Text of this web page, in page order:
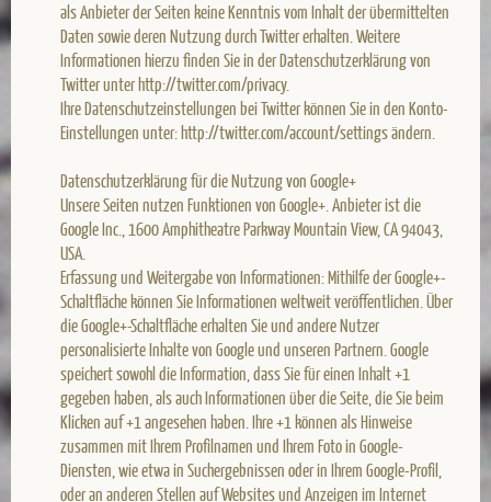
als Anbieter der Seiten keine Kenntnis vom Inhalt der übermittelten
Daten sowie deren Nutzung durch Twitter erhalten. Weitere
Informationen hierzu finden Sie in der Datenschutzerklärung von
Twitter unter http://twitter.com/privacy.
Ihre Datenschutzeinstellungen bei Twitter können Sie in den Konto-
Einstellungen unter: http://twitter.com/account/settings ändern.
Datenschutzerklärung für die Nutzung von Google+
Unsere Seiten nutzen Funktionen von Google+. Anbieter ist die
Google Inc., 1600 Amphitheatre Parkway Mountain View, CA 94043,
USA.
Erfassung und Weitergabe von Informationen: Mithilfe der Google+-
Schaltfläche können Sie Informationen weltweit veröffentlichen. Über
die Google+-Schaltfläche erhalten Sie und andere Nutzer
personalisierte Inhalte von Google und unseren Partnern. Google
speichert sowohl die Information, dass Sie für einen Inhalt +1
gegeben haben, als auch Informationen über die Seite, die Sie beim
Klicken auf +1 angesehen haben. Ihre +1 können als Hinweise
zusammen mit Ihrem Profilnamen und Ihrem Foto in Google-
Diensten, wie etwa in Suchergebnissen oder in Ihrem Google-Profil,
oder an anderen Stellen auf Websites und Anzeigen im Internet